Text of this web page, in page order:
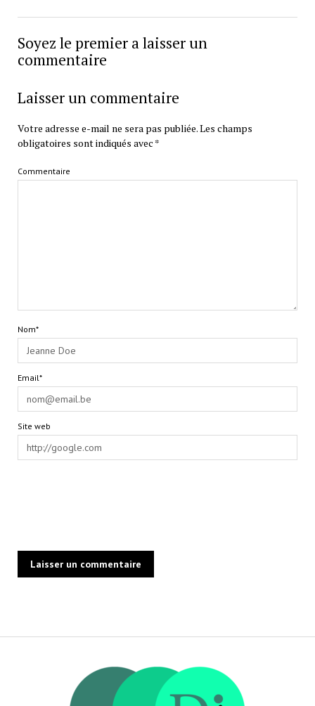
Soyez le premier a laisser un
commentaire
Laisser un commentaire
Votre adresse e-mail ne sera pas publiée.Les champs
obligatoires sont indiqués avec *
Commentaire
Nom*
Email*
Site web